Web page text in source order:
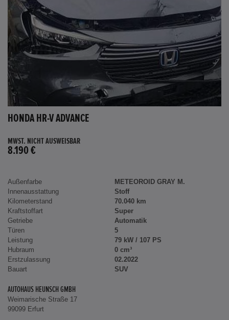
HONDA HR-V ADVANCE
MWST. NICHT AUSWEISBAR
8.190 €
Außenfarbe
METEOROID GRAY M.
Innenausstattung
Stoff
Kilometerstand
70.040 km
Kraftstoffart
Super
Getriebe
Automatik
Türen
5
Leistung
79 kW / 107 PS
Hubraum
0 cm³
Erstzulassung
02.2022
Bauart
SUV
AUTOHAUS HEUNSCH GMBH
Weimarische Straße 17
99099 Erfurt